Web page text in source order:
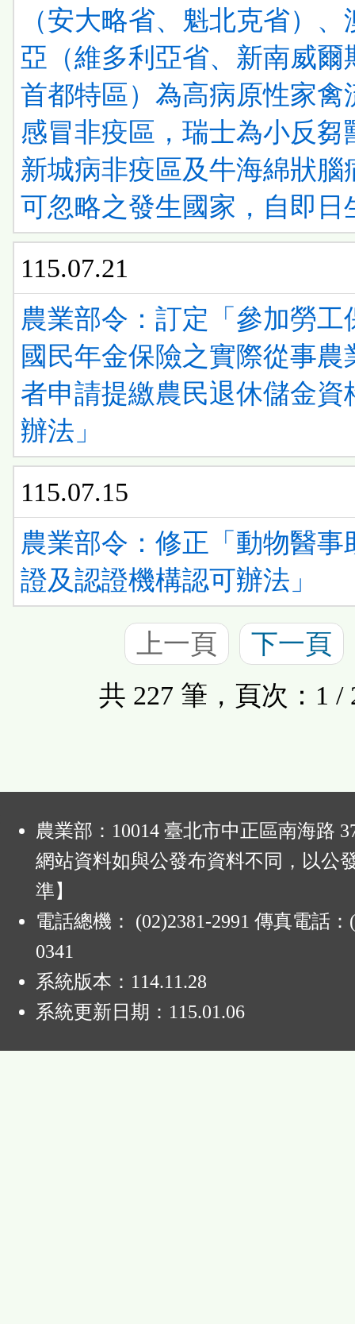
（安大略省、魁北克省）、
亞（維多利亞省、新南威爾
首都特區）為高病原性家禽
感冒非疫區，瑞士為小反芻
新城病非疫區及牛海綿狀腦
可忽略之發生國家，自即日
115.07.21
農業部令：訂定「參加勞工
國民年金保險之實際從事農
者申請提繳農民退休儲金資
辦法」
115.07.15
農業部令：修正「動物醫事
證及認證機構認可辦法」
上一頁
下一頁
共 227 筆，頁次：1 /
農業部：10014 臺北市中正區南海路
網站資料如與公發布資料不同，以公
準】
電話總機： (02)2381-2991 傳真電話：
0341
系統版本： 114.11.28
系統更新日期： 115.01.06